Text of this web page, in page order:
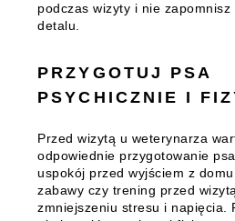
podczas wizyty i nie
detalu.
PRZYGOTUJ PSA
PSYCHICZNIE I
Przed wizytą u weterynarza
odpowiednie przygotowanie
uspokój przed wyjściem z
zabawy czy trening przed
zmniejszeniu stresu i napięcia.